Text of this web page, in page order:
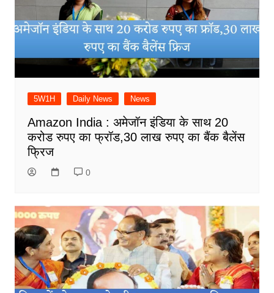
5W1H Daily News News
Amazon India : अमेजॉन इंडिया के साथ 20
करोड रुपए का फ्रॉड,30 लाख रुपए का बैंक बैलेंस
फ्रिज
0